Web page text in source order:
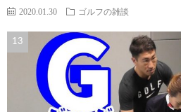
2020.01.30 ゴルフの雑談